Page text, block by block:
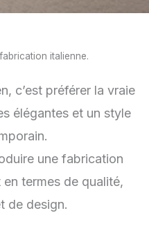
italienne.
c’est préférer la vraie
élégantes et un style
une fabrication
termes de qualité,
de design.